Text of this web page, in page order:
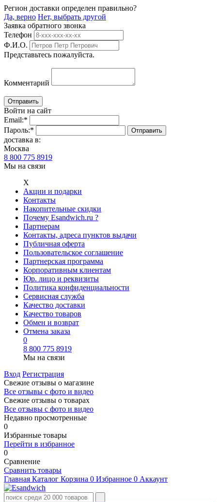
Регион доставки определен правильно?
Да, верно Нет, выбрать другой
Заявка обратного звонка
Телефон
Ф.И.О.
Представьтесь пожалуйста.
Комментарий
Войти на сайт
Email:*
Пароль:*
доставка в:
Москва
8 800 775 8919
Мы на связи
Х
Акции и подарки
Контакты
Накопительные скидки
Почему Esandwich.ru ?
Партнерам
Контакты, адреса пунктов выдачи
Публичная оферта
Пользовательское соглашение
Партнерская программа
Корпоративным клиентам
Юр. лицо и реквизиты
Политика конфиденциальности
Сервисная служба
Качество доставки
Качество товаров
Обмен и возврат
Отмена заказа
0
8 800 775 8919
Мы на связи
Вход Регистрация
Свежие отзывы о магазине
Все отзывы с фото и видео
Свежие отзывы о товарах
Все отзывы c фото и видео
Недавно просмотренные
0
Избранные товары
Перейти в избранное
0
Сравнение
Сравнить товары
Главная Каталог Корзина 0 Избранное 0 Аккаунт